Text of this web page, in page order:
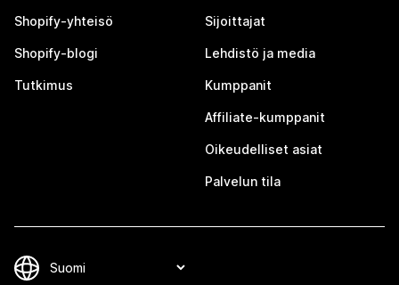
Shopify-yhteisö
Shopify-blogi
Tutkimus
Sijoittajat
Lehdistö ja media
Kumppanit
Affiliate-kumppanit
Oikeudelliset asiat
Palvelun tila